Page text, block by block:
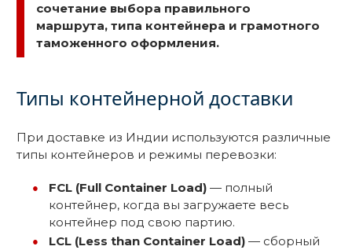
сочетание выбора правильного
маршрута, типа контейнера и грамотного
таможенного оформления.
Типы контейнерной доставки
При доставке из Индии используются различные
типы контейнеров и режимы перевозки:
FCL (Full Container Load) — полный
контейнер, когда вы загружаете весь
контейнер под свою партию.
LCL (Less than Container Load) — сборный